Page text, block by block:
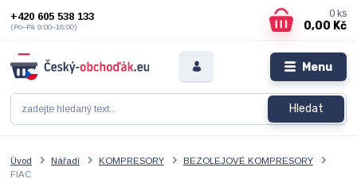
Menu
Hledat
+420 605 538 133
(Po–Pá 9:00–16:00)
0 ks
0,00 Kč
Úvod Nářadí KOMPRESORY
BEZOLEJOVÉ KOMPRESORY
FIAC